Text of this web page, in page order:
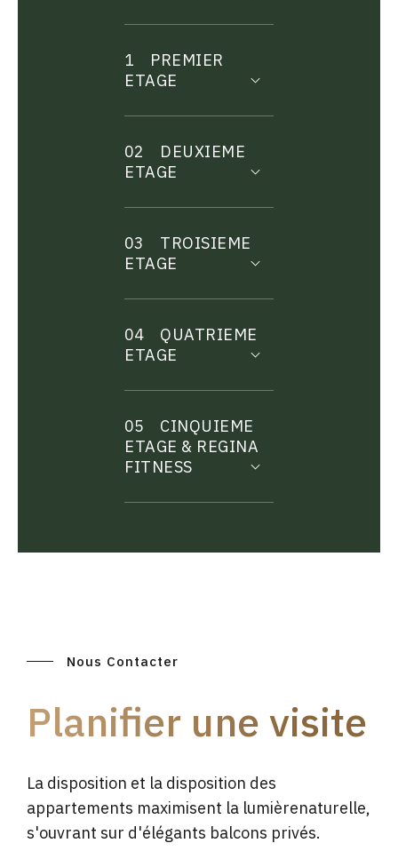
1
PREMIER
ETAGE
02
DEUXIEME
ETAGE
03
TROISIEME
ETAGE
04
QUATRIEME
ETAGE
05
CINQUIEME
ETAGE & REGINA
FITNESS
Nous Contacter
Planifier une visite
La disposition et la disposition des
appartements maximisent la lumièrenaturelle,
s'ouvrant sur d'élégants balcons privés.